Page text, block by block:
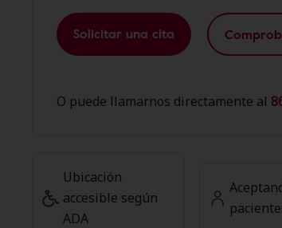
Solicitar una cita
O puede llamarnos directamente al
Ubicación
accesible según
ADA